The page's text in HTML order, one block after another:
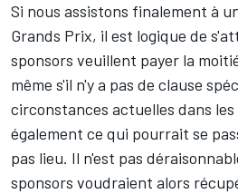
Si nous assistons finalement à
Grands Prix, il est logique de
sponsors veuillent payer la
même s'il n'y a pas de clause
circonstances actuelles dans
également ce qui pourrait se
pas lieu. Il n'est pas
sponsors voudraient alors